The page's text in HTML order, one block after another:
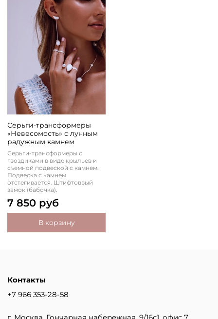
Серьги-трансформеры
«Невесомость» с лунным
радужным камнем
Серьги-трансформеры с
гвоздиками в виде крыльев и
съемной подвеской с камнем.
Подвеска с камнем
отстегивается. Штифтоввый
замок (бабочка).
7 850 руб
В корзину
Контакты
+7 966 353-28-58